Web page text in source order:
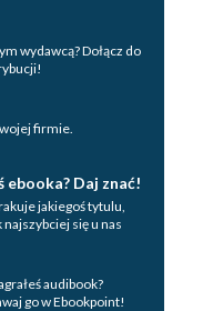
wydawcą? Dołącz do
firmie.
ebooka? Daj znać!
jakiegoś tytulu,
najszybciej się u nas
audibook?
go w Ebookpoint!